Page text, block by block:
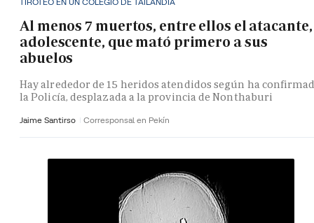
Al menos 7 muertos, entre ellos el atacante,
adolescente, que mató primero a sus
abuelos
Hay alrededor de 15 heridos atendidos según ha
la Policía, desplazada a la provincia de Nonthaburi
Jaime Santirso Corresponsal en Pekín